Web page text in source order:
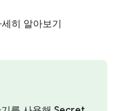
세히 알아보기